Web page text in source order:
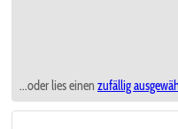
...oder lies einen zufällig